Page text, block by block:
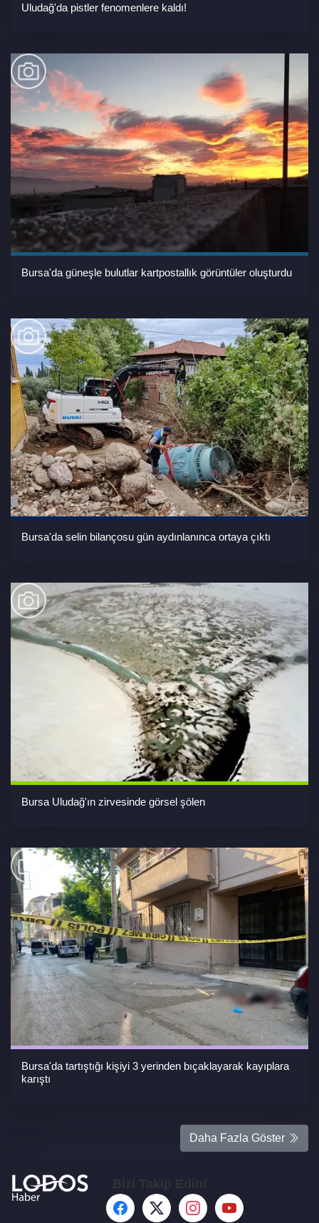
Uludağ'da pistler fenomenlere kaldı!
Bursa'da güneşle bulutlar kartpostallık görüntüler oluşturdu
Bursa'da selin bilançosu gün aydınlanınca ortaya çıktı
Bursa Uludağ'ın zirvesinde görsel şölen
Bursa'da tartıştığı kişiyi 3 yerinden bıçaklayarak kayıplara
karıştı
Daha Fazla Göster